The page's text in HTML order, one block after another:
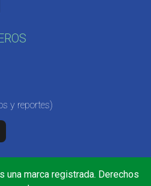
y reportes)
una marca registrada. Derechos